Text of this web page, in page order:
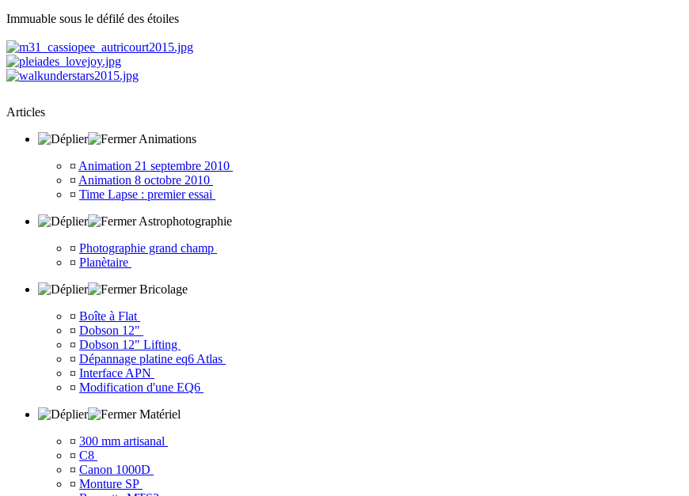
Immuable sous le défilé des étoiles
Articles
Animations
¤ Animation 21 septembre 2010
¤ Animation 8 octobre 2010
¤ Time Lapse : premier essai
Astrophotographie
¤ Photographie grand champ
¤ Planètaire
Bricolage
¤ Boîte à Flat
¤ Dobson 12"
¤ Dobson 12" Lifting
¤ Dépannage platine eq6 Atlas
¤ Interface APN
¤ Modification d'une EQ6
Matériel
¤ 300 mm artisanal
¤ C8
¤ Canon 1000D
¤ Monture SP